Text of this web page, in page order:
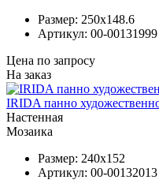
Размер: 250x148.6
Артикул: 00-00131999
Цена по запросу
На заказ
IRIDA панно
Настенная
Мозаика
Размер: 240x152
Артикул: 00-00132013